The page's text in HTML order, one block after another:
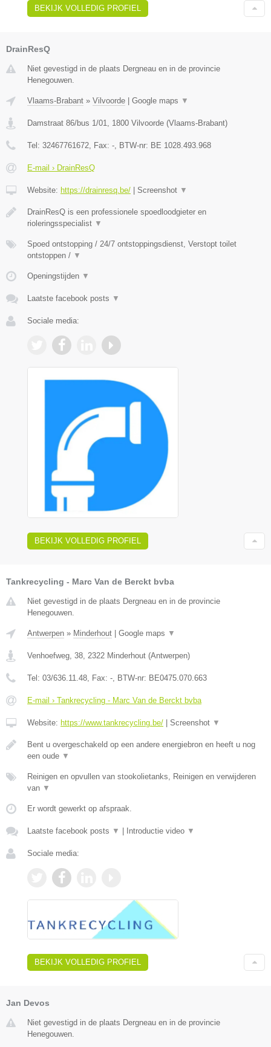
BEKIJK VOLLEDIG PROFIEL
DrainResQ
Niet gevestigd in de plaats Dergneau en in de provincie
Henegouwen.
Vlaams-Brabant » Vilvoorde | Google maps ▼
Damstraat 86/bus 1/01 1800 Vilvoorde (Vlaams-Brabant)
Tel: 32467761672 , Fax: - , BTW-nr: BE 1028.493.968
E-mail › DrainResQ
Website: https://drainresq.be/ | Screenshot ▼
DrainResQ is een professionele spoedloodgieter en
rioleringsspecialist ▼
Spoed ontstopping / 24/7 ontstoppingsdienst, Verstopt toilet
ontstoppen / ▼
Openingstijden ▼
Laatste facebook posts ▼
Sociale media:
BEKIJK VOLLEDIG PROFIEL
Tankrecycling - Marc Van de Berckt bvba
Niet gevestigd in de plaats Dergneau en in de provincie
Henegouwen.
Antwerpen » Minderhout | Google maps ▼
Venhoefweg, 38 2322 Minderhout (Antwerpen)
Tel: 03/636.11.48 , Fax: - , BTW-nr: BE0475.070.663
E-mail › Tankrecycling - Marc Van de Berckt bvba
Website: https://www.tankrecycling.be/ | Screenshot ▼
Bent u overgeschakeld op een andere energiebron en heeft u nog
een oude ▼
Reinigen en opvullen van stookolietanks, Reinigen en verwijderen
van ▼
Er wordt gewerkt op afspraak.
Laatste facebook posts ▼ | Introductie video ▼
Sociale media:
BEKIJK VOLLEDIG PROFIEL
Jan Devos
Niet gevestigd in de plaats Dergneau en in de provincie
Henegouwen.